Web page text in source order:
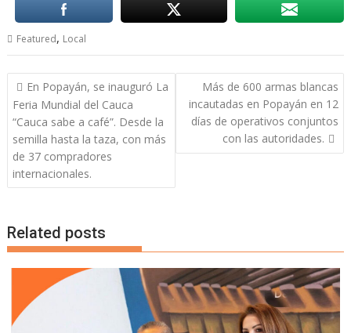
Featured, Local
Navegación
de
entradas
En Popayán, se inauguró La
Feria Mundial del Cauca
“Cauca sabe a café”. Desde la
semilla hasta la taza, con más
de 37 compradores
internacionales.
Más de 600 armas blancas
incautadas en Popayán en 12
días de operativos conjuntos
con las autoridades.
Related posts